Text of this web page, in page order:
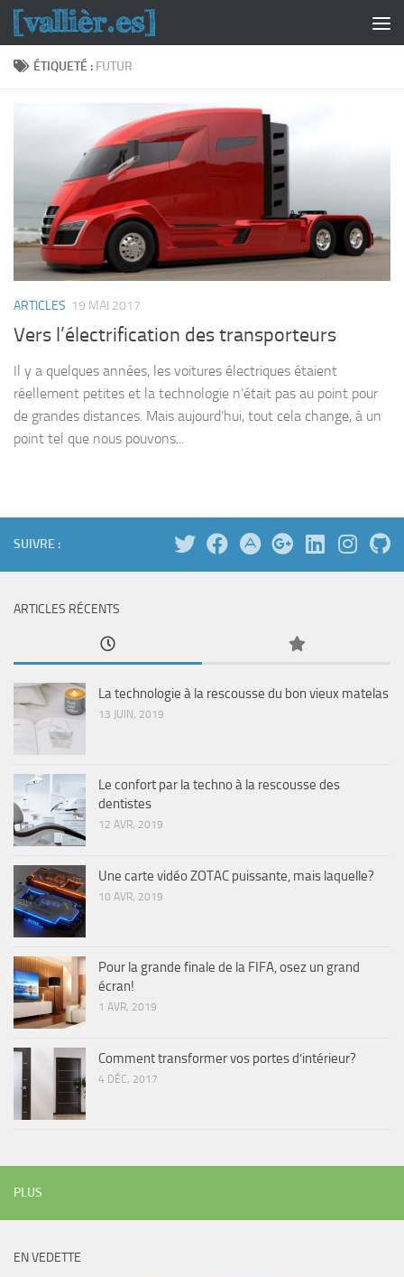
Skip to content
ÉTIQUETÉ : FUTUR
ARTICLES 19 MAI 2017
Vers l’électrification des transporteurs
Il y a quelques années, les voitures électriques étaient
réellement petites et la technologie n’était pas au point pour
de grandes distances. Mais aujourd’hui, tout cela change, à un
point tel que nous pouvons...
SUIVRE :
ARTICLES RÉCENTS
La technologie à la rescousse du bon vieux matelas
13 JUIN, 2019
Le confort par la techno à la rescousse des
dentistes
12 AVR, 2019
Une carte vidéo ZOTAC puissante, mais laquelle?
10 AVR, 2019
Pour la grande finale de la FIFA, osez un grand
écran!
1 AVR, 2019
Comment transformer vos portes d’intérieur?
4 DÉC, 2017
PLUS
EN VEDETTE